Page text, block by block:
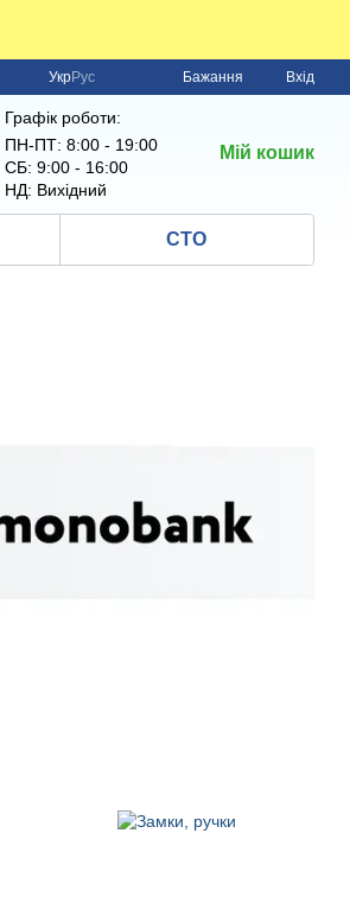
УкрРус Бажання Вхід
Графік роботи:
ПН-ПТ: 8:00 - 19:00
СБ: 9:00 - 16:00
НД: Вихідний
Мій кошик
СТО